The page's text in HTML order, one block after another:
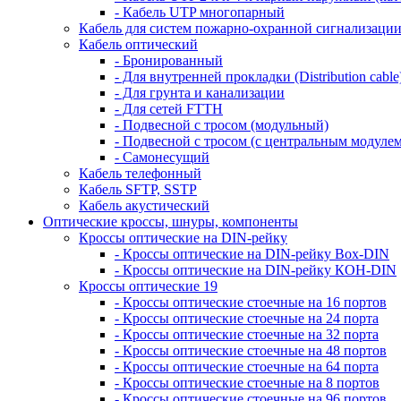
- Кабель UTP многопарный
Кабель для систем пожарно-охранной сигнализации
Кабель оптический
- Бронированный
- Для внутренней прокладки (Distribution
- Для грунта и канализации
- Для сетей FTTH
- Подвесной с тросом (модульный)
- Подвесной с тросом (с центральным
- Самонесущий
Кабель телефонный
Кабель SFTP, SSTP
Кабель акустический
Оптические кроссы, шнуры, компоненты
Кроссы оптические на DIN-рейку
- Кроссы оптические на DIN-рейку Box-DIN
- Кроссы оптические на DIN-рейку КОН-DIN
Кроссы оптические 19
- Кроссы оптические стоечные на 16 портов
- Кроссы оптические стоечные на 24 порта
- Кроссы оптические стоечные на 32 порта
- Кроссы оптические стоечные на 48 портов
- Кроссы оптические стоечные на 64 порта
- Кроссы оптические стоечные на 8 портов